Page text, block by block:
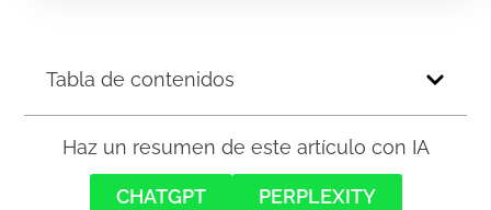
Tabla de contenidos
Haz un resumen de este artículo con IA
CHATGPT
PERPLEXITY